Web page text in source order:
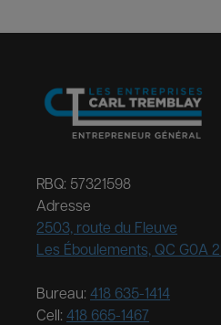
RBQ: 57321598
Adresse
2503, route du Fleuve
Les Éboulements, QC G0A
Bureau: 418 635-1414
Cell: 418 665-1467